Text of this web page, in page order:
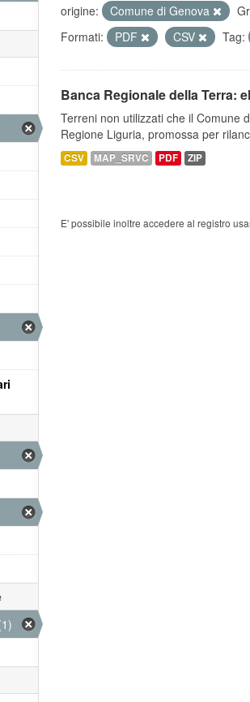
origine:
Comune di Genova
Formati:
PDF CSV Tag:
Banca Regionale della Terra:
Terreni non utilizzati che il Comune
Regione Liguria, promossa per
CSV MAP_SRVC PDF ZIP
E' possibile inoltre accedere al registro